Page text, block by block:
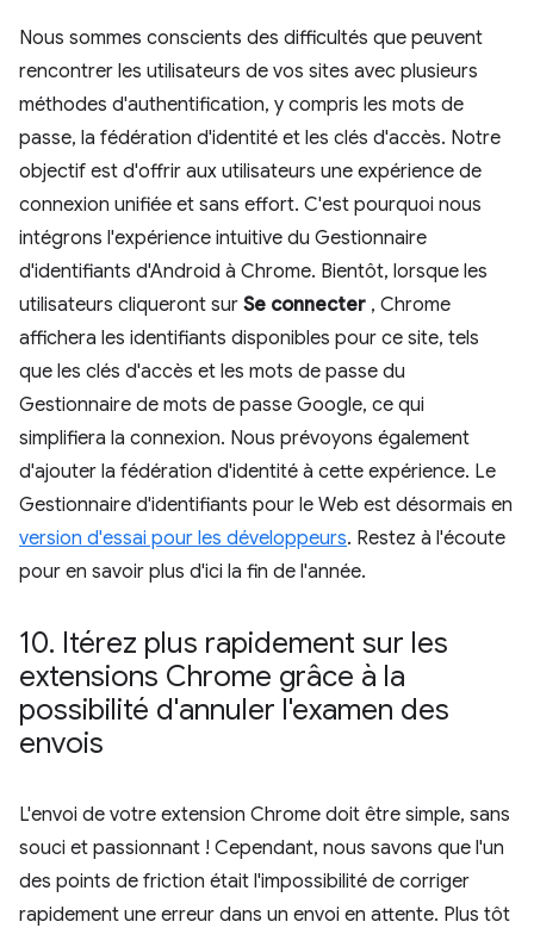
Nous sommes conscients des difficultés que peuvent
rencontrer les utilisateurs de vos sites avec plusieurs
méthodes d'authentification, y compris les mots de
passe, la fédération d'identité et les clés d'accès. Notre
objectif est d'offrir aux utilisateurs une expérience de
connexion unifiée et sans effort. C'est pourquoi nous
intégrons l'expérience intuitive du Gestionnaire
d'identifiants d'Android à Chrome. Bientôt, lorsque les
utilisateurs cliqueront sur Se connecter , Chrome
affichera les identifiants disponibles pour ce site, tels
que les clés d'accès et les mots de passe du
Gestionnaire de mots de passe Google, ce qui
simplifiera la connexion. Nous prévoyons également
d'ajouter la fédération d'identité à cette expérience. Le
Gestionnaire d'identifiants pour le Web est désormais en
version d'essai pour les développeurs. Restez à l'écoute
pour en savoir plus d'ici la fin de l'année.
10. Itérez plus rapidement sur les
extensions Chrome grâce à la
possibilité d'annuler l'examen des
envois
L'envoi de votre extension Chrome doit être simple, sans
souci et passionnant ! Cependant, nous savons que l'un
des points de friction était l'impossibilité de corriger
rapidement une erreur dans un envoi en attente. Plus tôt